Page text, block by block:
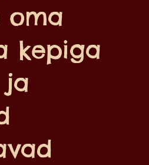
oma
kepiga
ja